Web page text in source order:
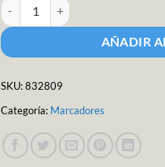
Marcador permanente Blister M-
AÑADIR
SKU:832809
Categoría: Marcadores